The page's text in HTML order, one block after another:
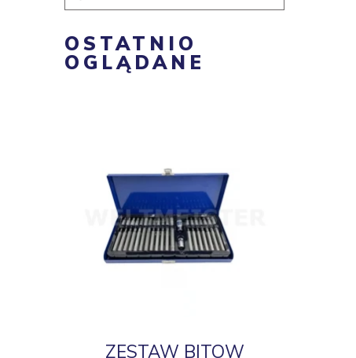
OSTATNIO
OGLĄDANE
ZESTAW BITÓW